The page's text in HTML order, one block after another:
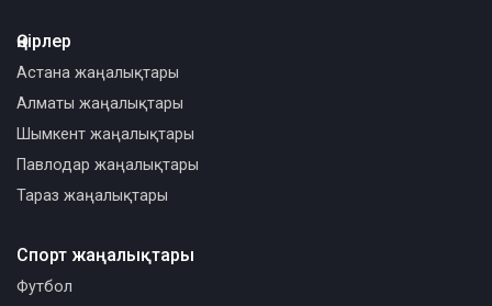
Өңірлер
Астана жаңалықтары
Алматы жаңалықтары
Шымкент жаңалықтары
Павлодар жаңалықтары
Тараз жаңалықтары
Спорт жаңалықтары
Футбол